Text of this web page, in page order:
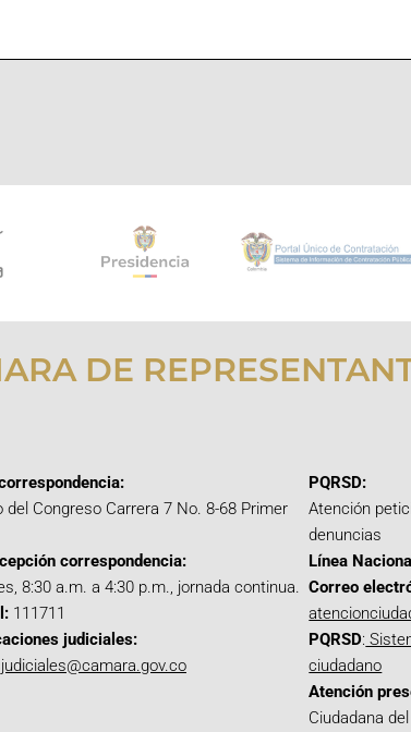
DE
del Congreso Carrera 7 No. 8-68 Primer
correspondencia:
8:30 a.m. a 4:30 p.m., jornada continua.
111711
judiciales:
PQRSD:
Atención
denuncias
Línea
Correo
PQRSD:
ciudadano
Atención
Ciudadana